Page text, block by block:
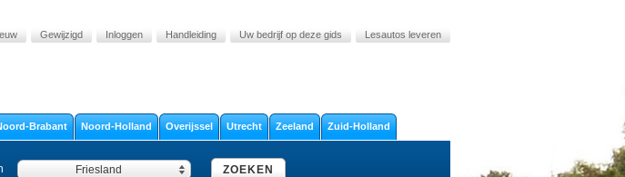
Gewijzigd Inloggen Handleiding Uw bedrijf op deze gids Lesautos leveren
Brabant Noord-Holland Overijssel Utrecht Zeeland Zuid-Holland
Friesland ZOEKEN